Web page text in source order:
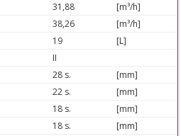
31,88
[m³/h]
38,26
[m³/h]
19
[L]
II
28 s.
[mm]
22 s.
[mm]
18 s.
[mm]
18 s.
[mm]